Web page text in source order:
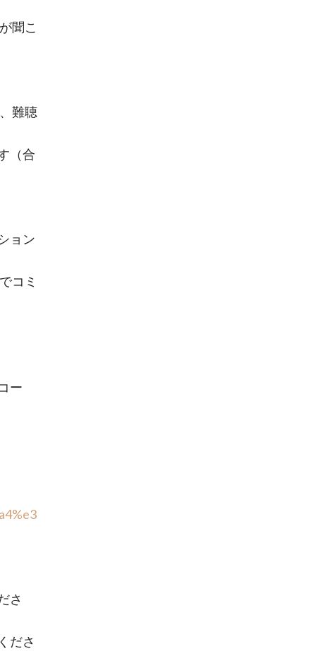
聞こ
難聴
（合
ョン
コミ
ー
さ
ださ